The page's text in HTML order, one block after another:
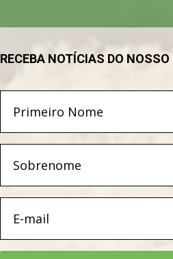
RECEBA NOTÍCIAS DO